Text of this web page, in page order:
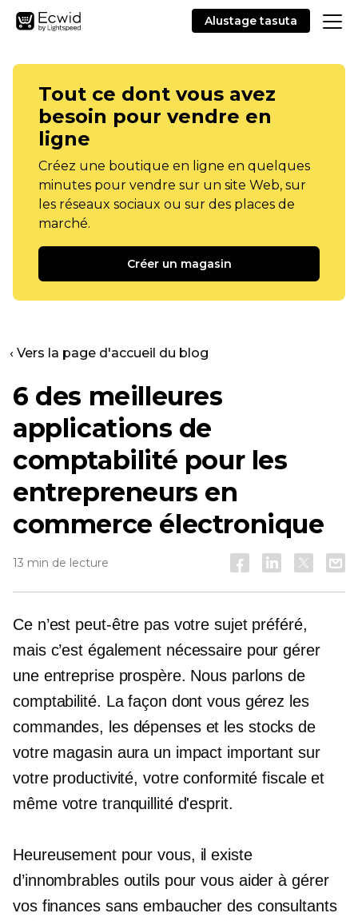
Alustage tasuta
Tout ce dont vous avez
besoin pour vendre en
ligne
Créez une boutique en ligne en quelques
minutes pour vendre sur un site Web, sur
les réseaux sociaux ou sur des places de
marché.
Créer un magasin
‹ Vers la page d'accueil du blog
6 des meilleures
applications de
comptabilité pour les
entrepreneurs en
commerce électronique
13 min de lecture
Ce n’est peut-être pas votre sujet préféré,
mais c’est également nécessaire pour gérer
une entreprise prospère. Nous parlons de
comptabilité. La façon dont vous gérez les
commandes, les dépenses et les stocks de
votre magasin aura un impact important sur
votre productivité, votre conformité fiscale et
même votre tranquillité d'esprit.
Heureusement pour vous, il existe
d’innombrables outils pour vous aider à gérer
vos finances sans embaucher des consultants